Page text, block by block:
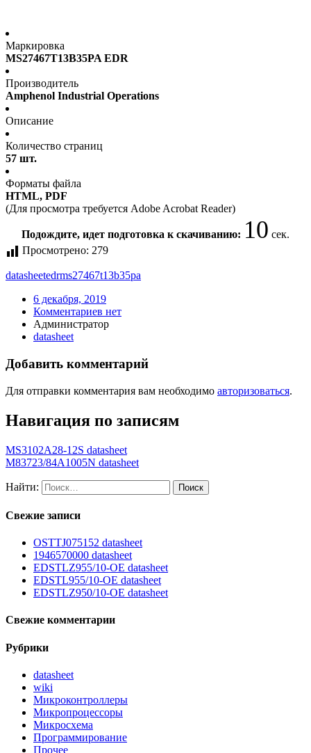
Маркировка
MS27467T13B35PA EDR
Производитель
Amphenol Industrial Operations
Описание
Количество страниц
57 шт.
Форматы файла
HTML, PDF
(Для просмотра требуется Adobe Acrobat Reader)
Подождите, идет подготовка к скачиванию: 10 сек.
Просмотрено: 279
datasheetedrms27467t13b35pa
6 декабря, 2019
Комментариев нет
Администратор
datasheet
Добавить комментарий
Для отправки комментария вам необходимо авторизоваться.
Навигация по записям
MS3102A28-12S datasheet
M83723/84A1005N datasheet
Найти:
Свежие записи
OSTTJ075152 datasheet
1946570000 datasheet
EDSTLZ955/10-OE datasheet
EDSTL955/10-OE datasheet
EDSTLZ950/10-OE datasheet
Свежие комментарии
Рубрики
datasheet
wiki
Микроконтроллеры
Микропроцессоры
Микросхема
Программирование
Прочее